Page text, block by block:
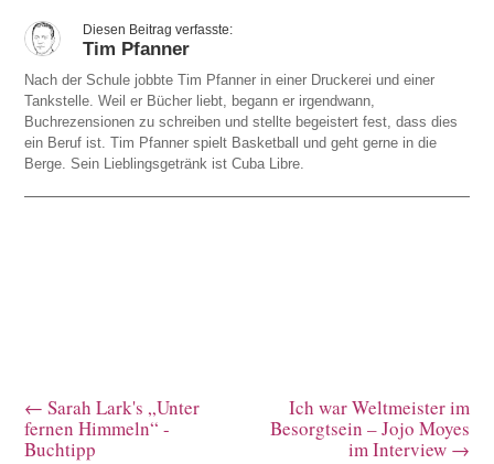
Tim Pfanner
Nach der Schule jobbte Tim Pfanner in einer Druckerei und einer
Tankstelle. Weil er Bücher liebt, begann er irgendwann,
Buchrezensionen zu schreiben und stellte begeistert fest, dass dies
ein Beruf ist. Tim Pfanner spielt Basketball und geht gerne in die
Berge. Sein Lieblingsgetränk ist Cuba Libre.
←Sarah Lark's „Unter
fernen Himmeln“ -
Buchtipp
Ich war Weltmeister im
Besorgtsein – Jojo Moyes
im Interview→